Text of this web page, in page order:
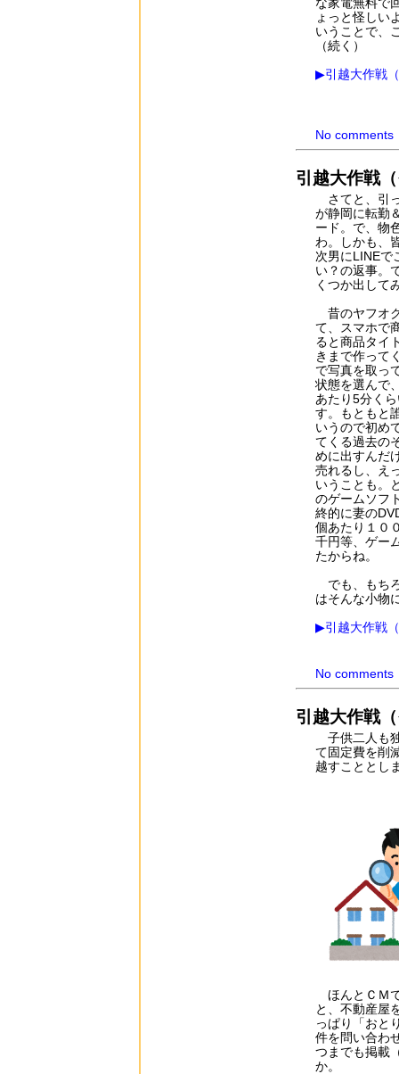
ょっと怪しい
いうことで、
（続く）
▶引越大作戦
No comments
引越大作戦
さてと、引
が静岡に転勤
ード。で、物
わ。しかも、
次男にLINEで
い？の返事。
くつか出して
昔のヤフオ
て、スマホで
ると商品タイ
きまで作って
で写真を取っ
状態を選んで
あたり5分く
す。もともと
いうので初め
てくる過去の
めに出すんだ
売れるし、え
いうことも。
のゲームソフ
終的に妻の
個あたり１０
千円等、ゲー
たからね。
でも、もち
はそんな小物
▶引越大作戦
No comments
引越大作戦
子供二人も
て固定費を削
越すこととし
ほんとＣＭ
と、不動産屋
っぱり「おと
件を問い合わ
つまでも掲載
か。